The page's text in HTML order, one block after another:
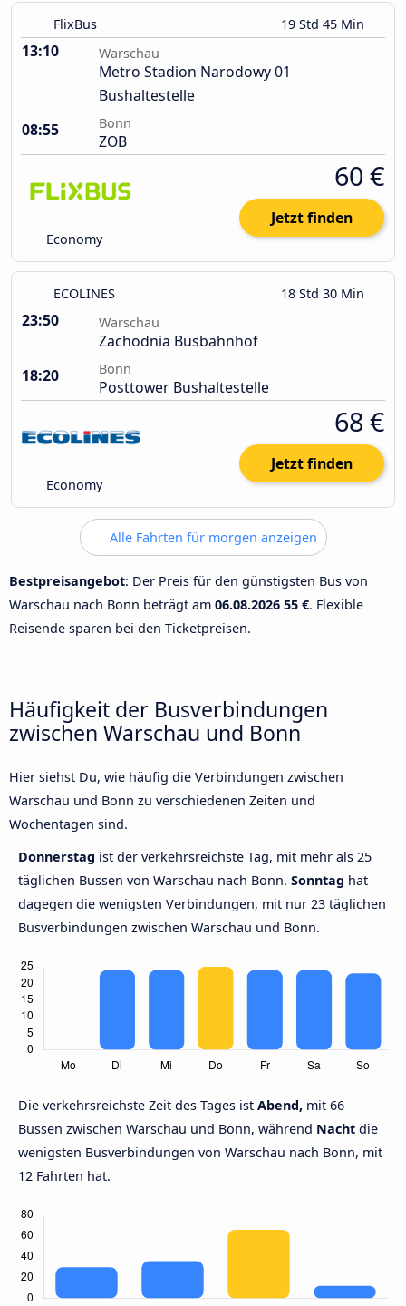
FlixBus 19 Std 45 Min
13:10 Warschau
Metro Stadion Narodowy 01
Bushaltestelle
08:55
Bonn
ZOB
Economy
60 €
Jetzt finden
ECOLINES 18 Std 30 Min
23:50 Warschau
Zachodnia Busbahnhof
18:20
Bonn
Posttower Bushaltestelle
Economy
68 €
Jetzt finden
Alle Fahrten für morgen anzeigen
Bestpreisangebot: Der Preis für den günstigsten Bus von
Warschau nach Bonn beträgt am 06.08.2026 55 €. Flexible
Reisende sparen bei den Ticketpreisen.
Häufigkeit der Busverbindungen
zwischen Warschau und Bonn
Hier siehst Du, wie häufig die Verbindungen zwischen
Warschau und Bonn zu verschiedenen Zeiten und
Wochentagen sind.
Donnerstag ist der verkehrsreichste Tag, mit mehr als 25
täglichen Bussen von Warschau nach Bonn. Sonntag hat
dagegen die wenigsten Verbindungen, mit nur 23 täglichen
Busverbindungen zwischen Warschau und Bonn.
Die verkehrsreichste Zeit des Tages ist Abend, mit 66
Bussen zwischen Warschau und Bonn, während Nacht die
wenigsten Busverbindungen von Warschau nach Bonn, mit
12 Fahrten hat.